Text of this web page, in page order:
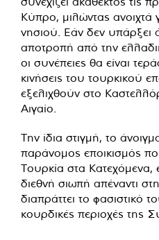
Κύπρο, μιλώντας ανοιχτά
νησιού. Εάν δεν υπάρξει
αποτροπή από την
οι συνέπειες θα είναι
κινήσεις του τουρκικού
εξελιχθούν στο
Αιγαίο.
Την ίδια στιγμή, το
παράνομος εποικισμός
Τουρκία στα Κατεχόμενα,
διεθνή σιωπή απέναντι
διαπράττει το φασιστικό
κουρδικές περιοχές της